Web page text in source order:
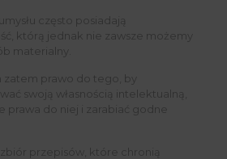
często posiadają
którą jednak nie zawsze możemy
materialny.
prawo do tego, by
swoją własnością intelektualną,
prawa do niej i zarabiać godne
zbiór przepisów, które chronią